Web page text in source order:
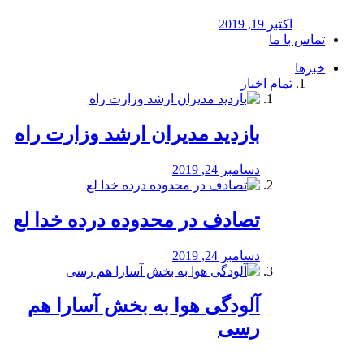
اکتبر 19, 2019
تماس با ما
خبرها
تمام اخبار
بازدید مدیران ارشد وزارت راه
دسامبر 24, 2019
تصادف در محدوده درده خدا لع
دسامبر 24, 2019
آلودگی هوا به بخش آسارا هم
رسی